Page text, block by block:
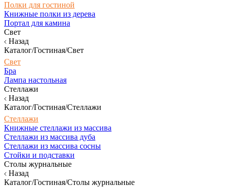
Полки для гостиной
Книжные полки из дерева
Портал для камина
Свет
Назад
Каталог/Гостиная/Свет
Свет
Бра
Лампа настольная
Стеллажи
Назад
Каталог/Гостиная/Стеллажи
Стеллажи
Книжные стеллажи из массива
Стеллажи из массива дуба
Стеллажи из массива сосны
Стойки и подставки
Столы журнальные
Назад
Каталог/Гостиная/Столы журнальные